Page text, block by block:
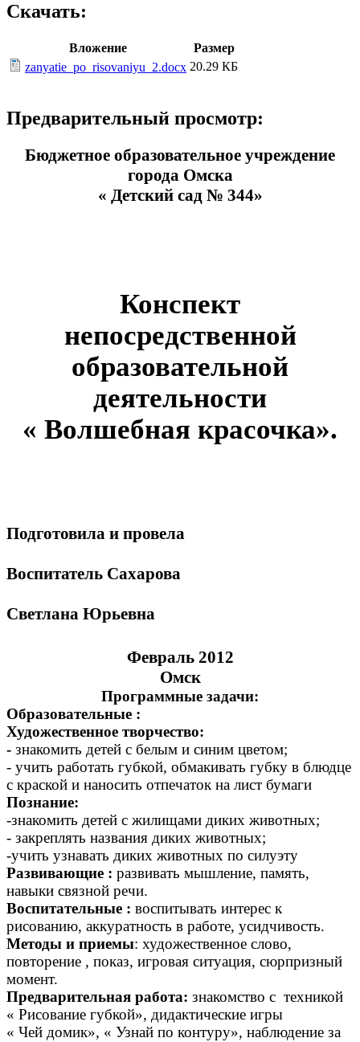
Скачать:
Вложение
Размер
zanyatie_po_risovaniyu_2.docx 20.29 КБ
Предварительный просмотр:
Бюджетное образовательное учреждение
города Омска
« Детский сад № 344»
Конспект
непосредственной
образовательной
деятельности
« Волшебная красочка».
Подготовила и провела
Воспитатель Сахарова
Светлана Юрьевна
Февраль 2012
Омск
Программные задачи:
Образовательные :
Художественное творчество:
- знакомить детей с белым и синим цветом;
- учить работать губкой, обмакивать губку в блюдце
с краской и наносить отпечаток на лист бумаги
Познание:
-знакомить детей с жилищами диких животных;
- закреплять названия диких животных;
-учить узнавать диких животных по силуэту
Развивающие : развивать мышление, память,
навыки связной речи.
Воспитательные : воспитывать интерес к
рисованию, аккуратность в работе, усидчивость.
Методы и приемы: художественное слово,
повторение , показ, игровая ситуация, сюрпризный
момент.
Предварительная работа: знакомство с техникой
« Рисование губкой», дидактические игры
« Чей домик», « Узнай по контуру», наблюдение за